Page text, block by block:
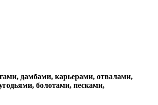
дамбами, карьерами, отвалами,
болотами, песками,